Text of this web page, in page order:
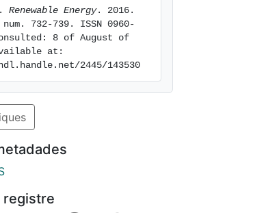
Renewable Energy. 2016.
732-739. ISSN 0960-
8 of August of
at:
2445/143530
registre